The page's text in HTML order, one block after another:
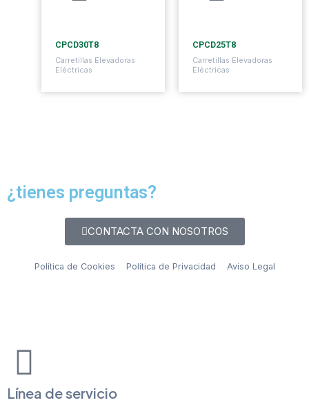
CPCD30T8
Carretillas Elevadoras
Eléctricas
CPCD25T8
Carretillas Elevadoras
Eléctricas
¿tienes preguntas?
CONTACTA CON NOSOTROS
Política de Cookies Política de Privacidad Aviso Legal
Línea de servicio